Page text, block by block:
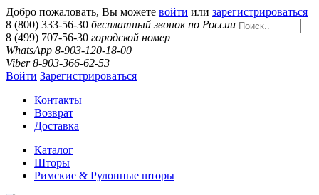
Добро пожаловать, Вы можете войти или зарегистрироваться
8 (800) 333-56-30 бесплатный звонок по России
8 (499) 707-56-30 городской номер
WhatsApp 8-903-120-18-00
Viber 8-903-366-62-53
Войти Зарегистрироваться
Контакты
Возврат
Доставка
Каталог
Шторы
Римские & Рулонные шторы